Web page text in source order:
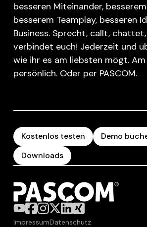
besseren Miteinander,
besserem Teamplay, besseren
Business. Sprecht, callt,
verbindet euch! Jederzeit und
wie ihr es am liebsten mögt.
persönlich. Oder per PASCOM.
Kostenlos testen
Demo
Downloads
ImpressumDatenschutz